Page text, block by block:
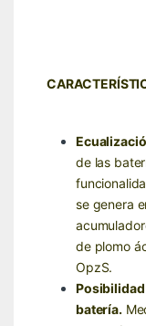
de las
se genera
de plomo
OpzS.
batería.